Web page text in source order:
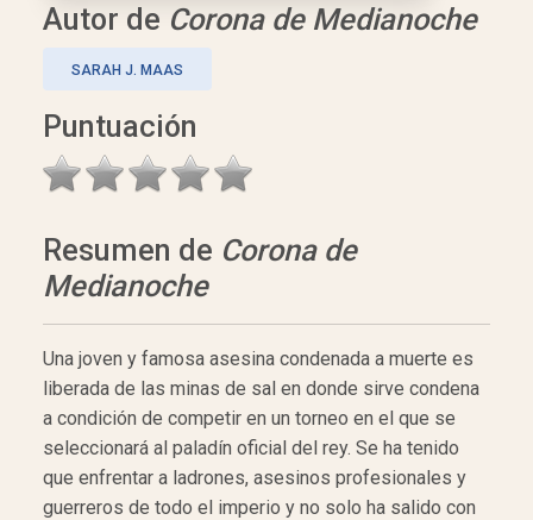
Autor de Corona de Medianoche
SARAH J. MAAS
Puntuación
Resumen de Corona de
Medianoche
Una joven y famosa asesina condenada a muerte es
liberada de las minas de sal en donde sirve condena
a condición de competir en un torneo en el que se
seleccionará al paladín oficial del rey. Se ha tenido
que enfrentar a ladrones, asesinos profesionales y
guerreros de todo el imperio y no solo ha salido con